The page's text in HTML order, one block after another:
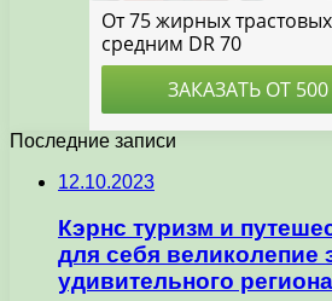
Последние записи
12.10.2023
Кэрнс туризм и
для себя великолепие
удивительного региона